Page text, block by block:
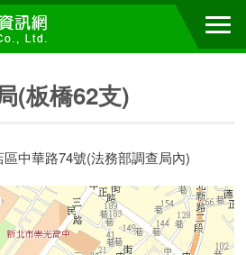
(板橋62支)
區中華路74號(法務部調查局內)